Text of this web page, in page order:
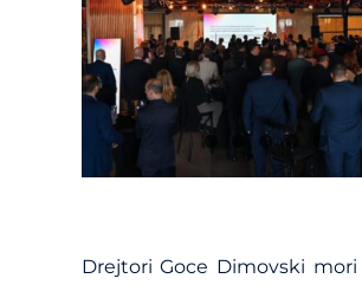
Drejtori Goce Dimovski